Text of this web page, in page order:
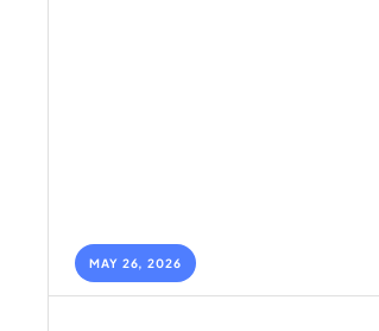
B MAY 26, 2026